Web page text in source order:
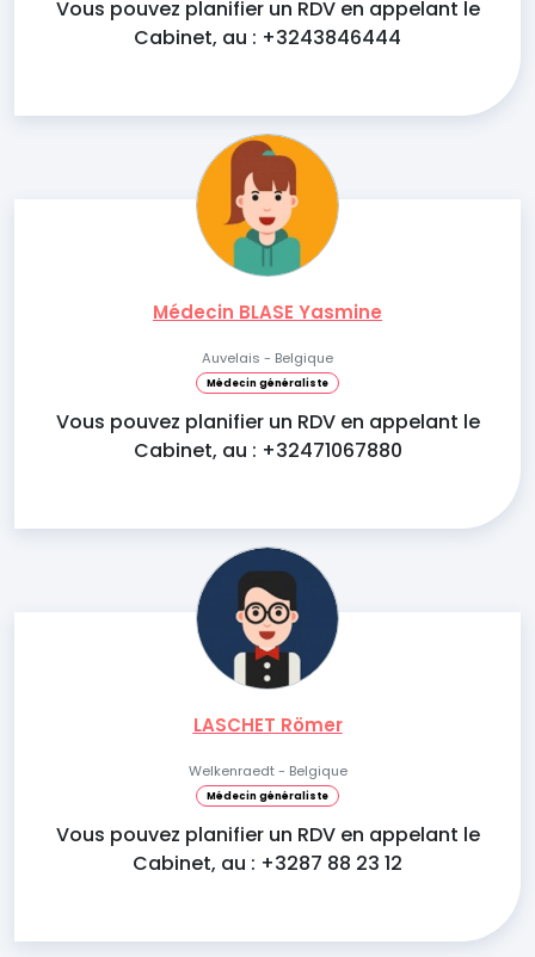
Vous pouvez planifier un RDV en appelant le
Cabinet, au : +3243846444
Médecin BLASE Yasmine
Auvelais - Belgique
Médecin généraliste
Vous pouvez planifier un RDV en appelant le
Cabinet, au : +32471067880
LASCHET Römer
Welkenraedt - Belgique
Médecin généraliste
Vous pouvez planifier un RDV en appelant le
Cabinet, au : +3287 88 23 12